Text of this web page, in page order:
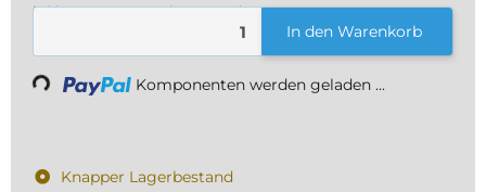
inkl. 19% USt. , zzgl.Versand
In den Warenkorb
Komponenten werden geladen ...
Knapper Lagerbestand